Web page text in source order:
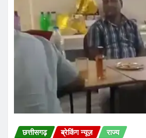
छत्तीसगढ़ ब्रेकिंग न्यूज़ राज्य